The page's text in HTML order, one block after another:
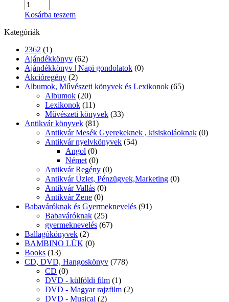
Kosárba teszem
Kategóriák
2362 (1)
Ajándékkönyv (62)
Ajándékkönyv | Napi gondolatok (0)
Akcióregény (2)
Albumok, Művészeti könyvek és Lexikonok (65)
Albumok (20)
Lexikonok (11)
Művészeti könyvek (33)
Antikvár könyvek (81)
Antikvár Mesék Gyerekeknek , kisiskoláoknak (0)
Antikvár nyelvkönyvek (54)
Angol (0)
Német (0)
Antikvár Regény (0)
Antikvár Üzlet, Pénzügyek,Marketing (0)
Antikvár Vallás (0)
Antikvár Zene (0)
Babaváróknak és Gyermeknevelés (91)
Babaváróknak (25)
gyermeknevelés (67)
Ballagókönyvek (2)
BAMBINO LÜK (0)
Books (13)
CD, DVD, Hangoskönyv (778)
CD (0)
DVD - külföldi film (1)
DVD - Magyar rajzfilm (2)
DVD - Musical (2)